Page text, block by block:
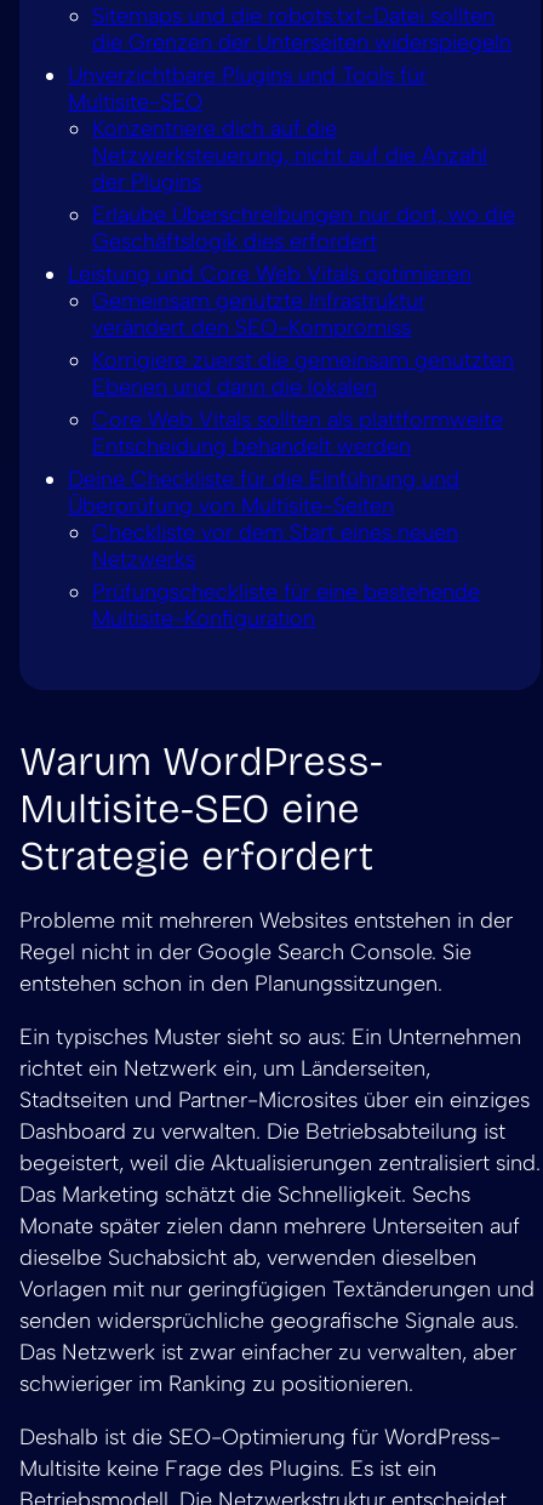
Sitemaps und die robots.txt-Datei sollten
die Grenzen der Unterseiten widerspiegeln
Unverzichtbare Plugins und Tools für
Multisite-SEO
Konzentriere dich auf die
Netzwerksteuerung, nicht auf die Anzahl
der Plugins
Erlaube Überschreibungen nur dort, wo die
Geschäftslogik dies erfordert
Leistung und Core Web Vitals optimieren
Gemeinsam genutzte Infrastruktur
verändert den SEO-Kompromiss
Korrigiere zuerst die gemeinsam genutzten
Ebenen und dann die lokalen
Core Web Vitals sollten als plattformweite
Entscheidung behandelt werden
Deine Checkliste für die Einführung und
Überprüfung von Multisite-Seiten
Checkliste vor dem Start eines neuen
Netzwerks
Prüfungscheckliste für eine bestehende
Multisite-Konfiguration
Warum WordPress-
Multisite-SEO eine
Strategie erfordert
Probleme mit mehreren Websites entstehen in der
Regel nicht in der Google Search Console. Sie
entstehen schon in den Planungssitzungen.
Ein typisches Muster sieht so aus: Ein Unternehmen
richtet ein Netzwerk ein, um Länderseiten,
Stadtseiten und Partner-Microsites über ein einziges
Dashboard zu verwalten. Die Betriebsabteilung ist
begeistert, weil die Aktualisierungen zentralisiert sind.
Das Marketing schätzt die Schnelligkeit. Sechs
Monate später zielen dann mehrere Unterseiten auf
dieselbe Suchabsicht ab, verwenden dieselben
Vorlagen mit nur geringfügigen Textänderungen und
senden widersprüchliche geografische Signale aus.
Das Netzwerk ist zwar einfacher zu verwalten, aber
schwieriger im Ranking zu positionieren.
Deshalb ist die SEO-Optimierung für WordPress-
Multisite keine Frage des Plugins. Es ist ein
Betriebsmodell. Die Netzwerkstruktur entscheidet